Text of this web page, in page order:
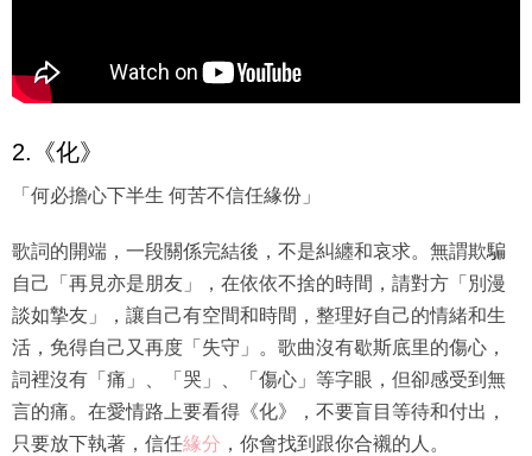
2.《化》
「何必擔心下半生 何苦不信任緣份」
歌詞的開端，一段關係完結後，不是糾纏和哀求。無謂欺騙
自己「再見亦是朋友」，在依依不捨的時間，請對方「別漫
談如摯友」，讓自己有空間和時間，整理好自己的情緒和生
活，免得自己又再度「失守」。歌曲沒有歇斯底里的傷心，
詞裡沒有「痛」、「哭」、「傷心」等字眼，但卻感受到無
言的痛。在愛情路上要看得《化》，不要盲目等待和付出，
只要放下執著，信任緣分 ，你會找到跟你合襯的人。